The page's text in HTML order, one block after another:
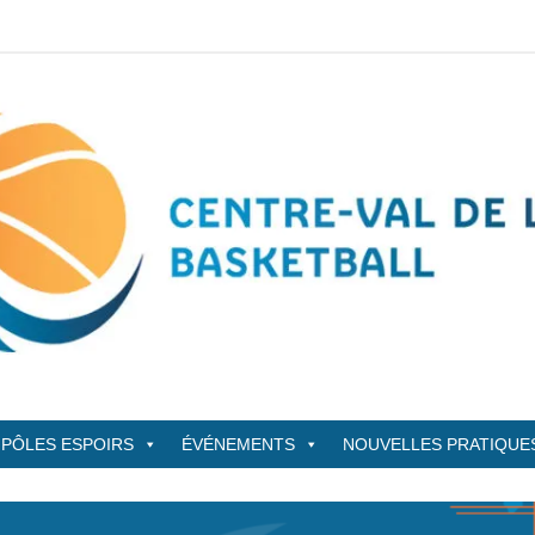
PÔLES ESPOIRS ÉVÉNEMENTS NOUVELLES